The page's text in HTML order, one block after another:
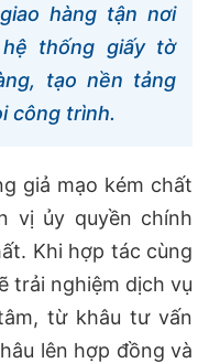
hàng tận nơi
thống giấy tờ
tạo nền tảng
công trình.
giả mạo kém chất
vị ủy quyền chính
Khi hợp tác cùng
trải nghiệm dịch vụ
từ khâu tư vấn
lên hợp đồng và